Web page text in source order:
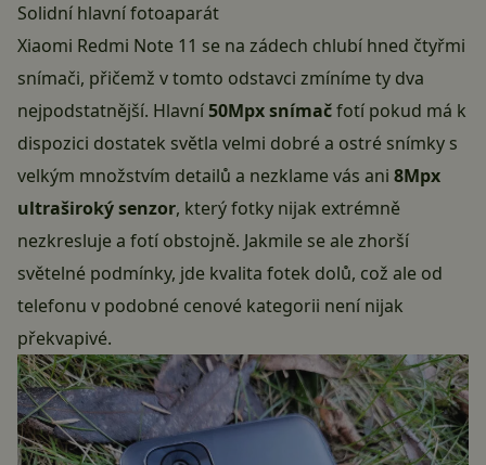
Solidní hlavní fotoaparát
Xiaomi Redmi Note 11 se na zádech chlubí hned čtyřmi
snímači, přičemž v tomto odstavci zmíníme ty dva
nejpodstatnější. Hlavní50Mpx snímačfotí pokud má k
dispozici dostatek světla velmi dobré a ostré snímky s
velkým množstvím detailů a nezklame vás ani 8Mpx
ultraširoký senzor, který fotky nijak extrémně
nezkresluje a fotí obstojně. Jakmile se ale zhorší
světelné podmínky, jde kvalita fotek dolů, což ale od
telefonu v podobné cenové kategorii není nijak
překvapivé.